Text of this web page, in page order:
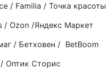
/ Familia / Точка красоты
/ Ozon /Яндекс Маркет
/ Бетховен / BetBoom
/ Оптик Сторис